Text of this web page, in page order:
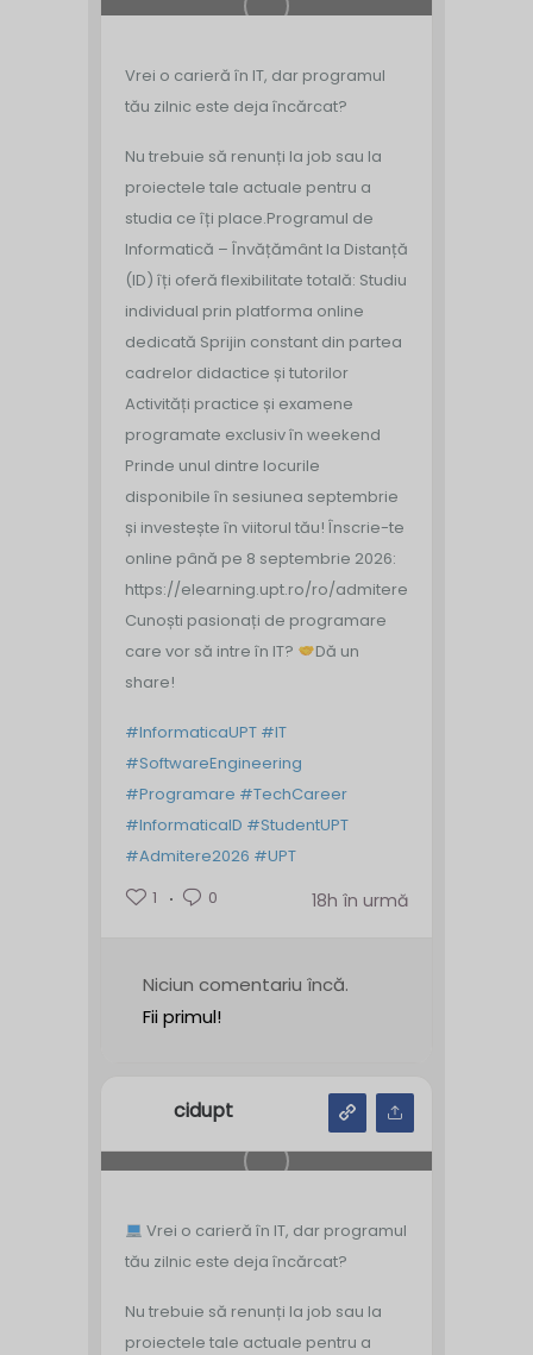
Vrei o carieră în IT, dar programul
tău zilnic este deja încărcat?
Nu trebuie să renunți la job sau la
proiectele tale actuale pentru a
studia ce îți place.Programul de
Informatică – Învățământ la Distanță
(ID) îți oferă flexibilitate totală: Studiu
individual prin platforma online
dedicată ‍ Sprijin constant din partea
cadrelor didactice și tutorilor
Activități practice și examene
programate exclusiv în weekend
Prinde unul dintre locurile
disponibile în sesiunea septembrie
și investește în viitorul tău! Înscrie-te
online până pe 8 septembrie 2026:
https://elearning.upt.ro/ro/admitere/
Cunoști pasionați de programare
care vor să intre în IT?
Dă un
share!
#InformaticaUPT #IT
#SoftwareEngineering
#Programare #TechCareer
#InformaticaID #StudentUPT
#Admitere2026 #UPT
1
0 18h în urmă
Niciun comentariu încă.
Fii primul!
cidupt
Vrei o carieră în IT, dar programul
tău zilnic este deja încărcat?
Nu trebuie să renunți la job sau la
proiectele tale actuale pentru a